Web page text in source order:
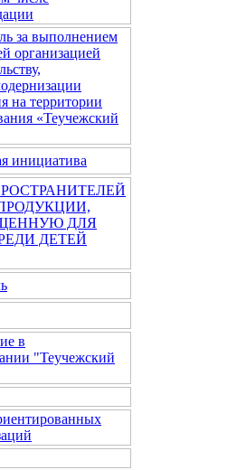
за выполнением
организацией
на территории
«Теучежский
инициатива
ДЛЯ
ДЕТЕЙ
в
"Теучежский